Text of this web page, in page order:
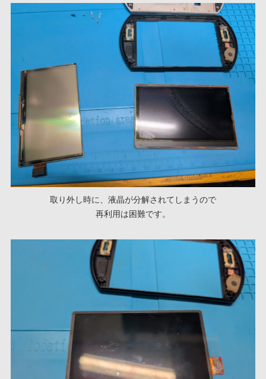
取り外し時に、液晶が分解されてしまうので
再利用は困難です。